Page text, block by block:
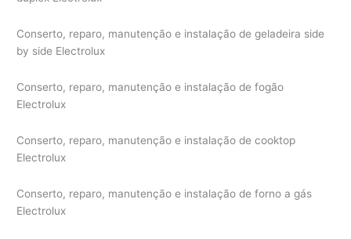
Conserto, reparo, manutenção e instalação de geladeira side
by side Electrolux
Conserto, reparo, manutenção e instalação de fogão
Electrolux
Conserto, reparo, manutenção e instalação de cooktop
Electrolux
Conserto, reparo, manutenção e instalação de forno a gás
Electrolux